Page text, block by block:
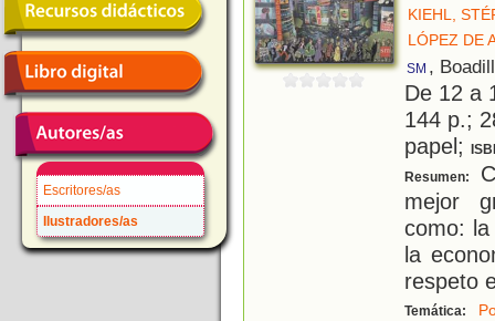
Escritores/as
Ilustradores/as
KIEHL,
LÓPEZ DE
SM ,
De 12 a
144 p.;
papel;
Resumen:
mejor
como:
la
respeto
Temática: